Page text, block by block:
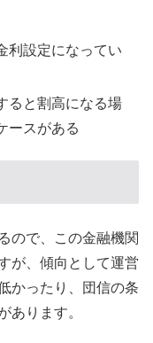
利設定になってい
ると割高になる場
ースがある
ので、この金融機関
が、傾向として運営
かったり、団信の条
あります。